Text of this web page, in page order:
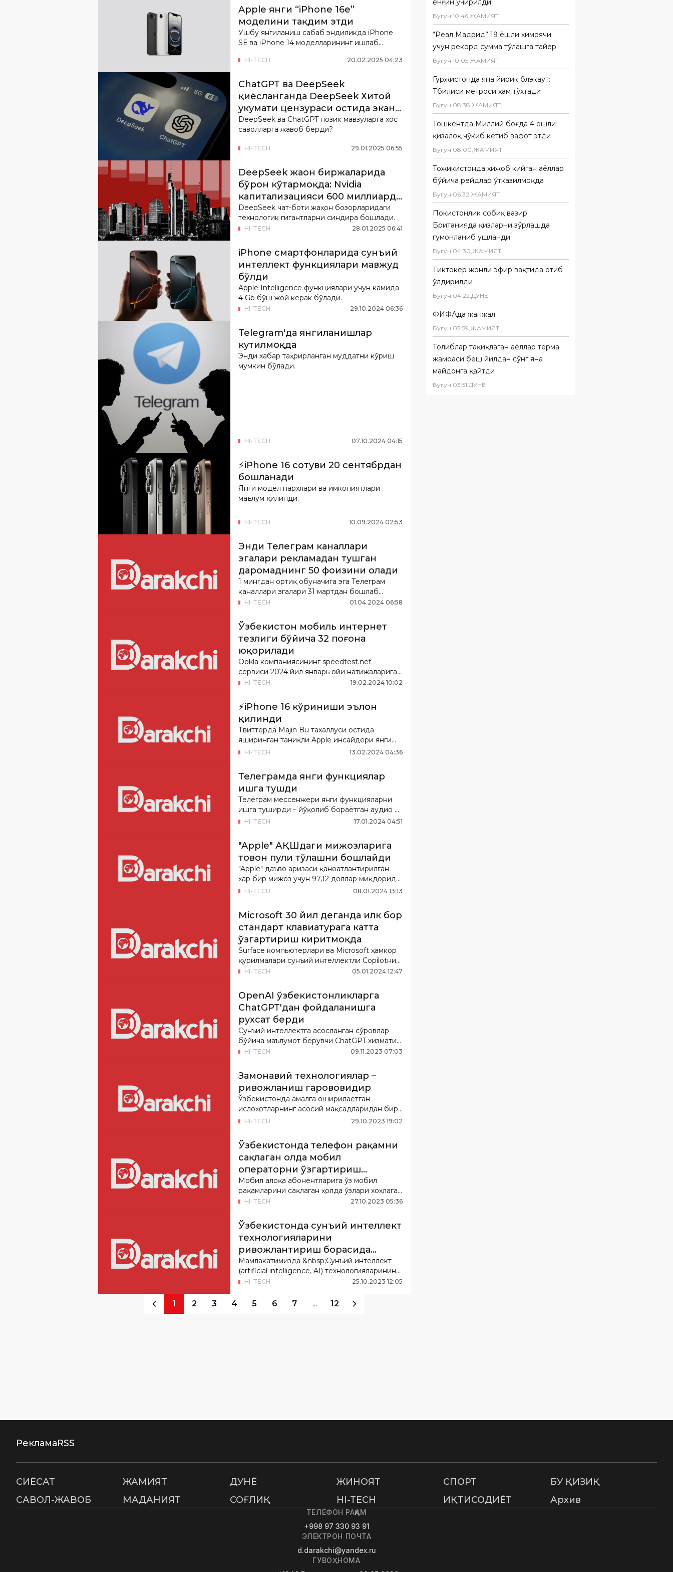
HI-TECH 20.02.2025 04:23
Apple янги “iPhone 16e”
моделини тақдим этди
Ушбу янгиланиш сабаб эндиликда iPhone
SЕ ва iPhone 14 моделларининг ишлаб
HI-TECH 29.01.2025 06:55
ChatGPT ва DeepSeek
қиёсланганда DeepSeek Хитой
ҳукумати цензураси остида экани
аниқланди
DeepSeek ва ChatGPT нозик мавзуларга хос
саволларга жавоб берди?
HI-TECH 28.01.2025 06:41
DeepSeek жаҳон биржаларида
бўрон кўтармоқда: Nvidia
капитализацияси 600 миллиард
долларга камайди
DeepSeek чат-боти жаҳон бозорларидаги
технологик гигантларни синдира бошлади.
HI-TECH 29.10.2024 06:36
iPhone смартфонларида сунъий
интеллект функциялари мавжуд
бўлди
Apple Intelligence функциялари учун камида
4 Gb бўш жой керак бўлади.
HI-TECH 07.10.2024 04:15
Telegram'да янгиланишлар
кутилмоқда
Энди хабар таҳрирланган муддатни кўриш
мумкин бўлади.
HI-TECH 10.09.2024 02:53
⚡️iPhone 16 сотуви 20 сентябрдан
бошланади
Янги модел нархлари ва имкониятлари
маълум қилинди.
HI-TECH 01.04.2024 06:58
Энди Телеграм каналлари
эгалари рекламадан тушган
даромаднинг 50 фоизини олади
1 мингдан ортиқ обуначига эга Телеграм
каналлари эгалари 31 мартдан бошлаб
улардаги реклам...
HI-TECH 19.02.2024 10:02
Ўзбекистон мобиль интернет
тезлиги бўйича 32 поғона
юқорилади
Ookla компаниясининг speedtest.net
сервиси 2024 йил январь ойи натижаларига
оид янги маълу...
HI-TECH 13.02.2024 04:36
⚡️iPhone 16 кўриниши эълон
қилинди
Твиттерда Majin Bu тахаллуси остида
яширинган таниқли Apple инсайдери янги
авлод iPhoneлар...
HI-TECH 17.01.2024 04:51
Телеграмда янги функциялар
ишга тушди
Телеграм мессенжери янги функцияларни
ишга туширди – йўқолиб бораётган аудио ва
видео хаба...
HI-TECH 08.01.2024 13:13
"Apple" АҚШдаги мижозларига
товон пули тўлашни бошлайди
"Apple" даъво аризаси қаноатлантирилган
ҳар бир мижоз учун 97,12 доллар миқдорида
товон пу...
HI-TECH 05.01.2024 12:47
Microsoft 30 йил деганда илк бор
стандарт клавиатурага катта
ўзгартириш киритмоқда
Surface компьютерлари ва Microsoft ҳамкор
қурилмалари сунъий интеллектли Copilotни
ишга ту...
HI-TECH 09.11.2023 07:03
OpenAI ўзбекистонликларга
ChatGPT'дан фойдаланишга
рухсат берди
Сунъий интеллектга асосланган сўровлар
бўйича маълумот берувчи ChatGPT хизмати
ўзбекистонл...
HI-TECH 29.10.2023 19:02
Замонавий технологиялар –
ривожланиш гарововидир
Ўзбекистонда амалга оширилаётган
ислоҳотларнинг асосий мақсадларидан бири
мамлакатимизни д...
HI-TECH 27.10.2023 05:36
Ўзбекистонда телефон рақамни
сақлаган ҳолда мобил
операторни ўзгартириш
имконияти яратилди
Мобил алоқа абонентларига ўз мобил
рақамларини сақлаган ҳолда ўзлари хоҳлаган
мобил алоқа...
HI-TECH 25.10.2023 12:05
Ўзбекистонда сунъий интеллект
технологияларини
ривожлантириш борасида
қандай ишлар амалга
оширилмоқда?
Мамлакатимизда &nbsp;Сунъий интеллект
(artificial intelligence, AI) технологияларининг
кат...
1 2 3 4 5 6 7 ... 12
ёнғин ўчирилди
Бугун 10:46,ЖАМИЯТ
“Реал Мадрид” 19 ёшли ҳимоячи
учун рекорд сумма тўлашга тайёр
Бугун 10:05,ЖАМИЯТ
Гуржистонда яна йирик блэкаут:
Тбилиси метроси ҳам тўхтади
Бугун 08:38,ЖАМИЯТ
Тошкентда Миллий боғда 4 ёшли
қизалоқ чўкиб кетиб вафот этди
Бугун 08:00,ЖАМИЯТ
Тожикистонда ҳижоб кийган аёллар
бўйича рейдлар ўтказилмоқда
Бугун 06:32,ЖАМИЯТ
Покистонлик собиқ вазир
Британияда қизларни зўрлашда
гумонланиб ушланди
Бугун 04:30,ЖАМИЯТ
Тиктокер жонли эфир вақтида отиб
ўлдирилди
Бугун 04:22,ДУНË
ФИФАда жанжал
Бугун 03:59,ЖАМИЯТ
Толиблар тақиқлаган аёллар терма
жамоаси беш йилдан сўнг яна
майдонга қайтди
Бугун 03:51,ДУНË
РекламаRSS
СИËСАТ ЖАМИЯТ ДУНË ЖИНОЯТ СПОРТ
БУ ҚИЗИҚ
САВОЛ-ЖАВОБ
МАДАНИЯТ СОҒЛИҚ HI-TECH ИҚТИСОДИЁТ Архив
ТЕЛЕФОН РАҚАМ
+998 97 330 93 91
ЭЛЕКТРОН ПОЧТА
d.darakchi@yandex.ru
ГУВОҲНОМА